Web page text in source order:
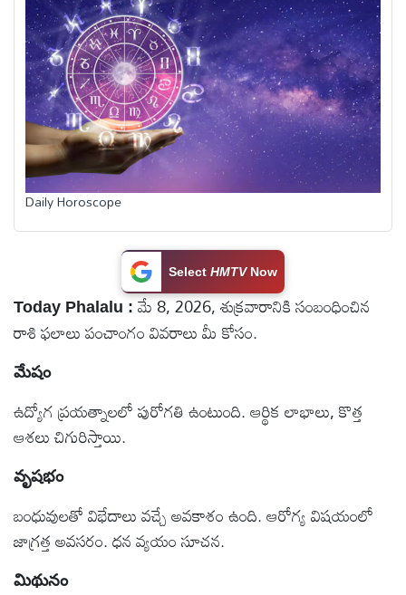
అంతర్జాతీయం
సినిమా
క్రీడలు
వ్యాపారం
లైఫ్
టెక్నాలజీ
స్పెషల్స్
కెరీర్ &
ఉద్యోగాలు
లైవ్
టీవి
వ్యవసాయం
Daily Horoscope
Select HMTVNow
Today Phalalu :మే 8, 2026, శుక్రవారానికి సంబంధించిన
రాశి ఫలాలు పంచాంగం వివరాలు మీ కోసం.
మేషం
ఉద్యోగ ప్రయత్నాలలో పురోగతి ఉంటుంది. ఆర్థిక లాభాలు, కొత్త
ఆశలు చిగురిస్తాయి.
వృషభం
బంధువులతో విభేదాలు వచ్చే అవకాశం ఉంది. ఆరోగ్య విషయంలో
జాగ్రత్త అవసరం. ధన వ్యయం సూచన.
మిథునం